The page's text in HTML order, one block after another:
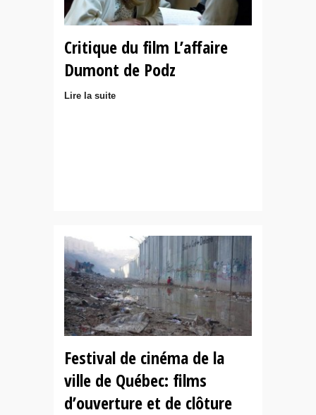
Critique du film L’affaire
Dumont de Podz
Lire la suite
Festival de cinéma de la
ville de Québec: films
d’ouverture et de clôture